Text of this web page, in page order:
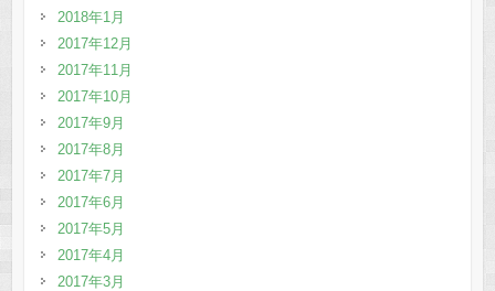
2018年1月
2017年12月
2017年11月
2017年10月
2017年9月
2017年8月
2017年7月
2017年6月
2017年5月
2017年4月
2017年3月